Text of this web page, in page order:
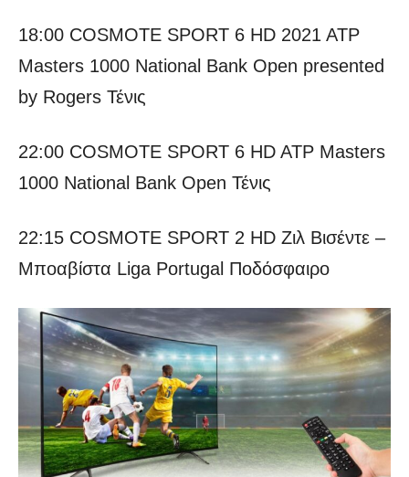
18:00 COSMOTE SPORT 6 HD 2021 ATP
Masters 1000 National Bank Open presented
by Rogers Τένις
22:00 COSMOTE SPORT 6 HD ATP Masters
1000 National Bank Open Τένις
22:15 COSMOTE SPORT 2 HD Ζιλ Βισέντε –
Μποαβίστα Liga Portugal Ποδόσφαιρο